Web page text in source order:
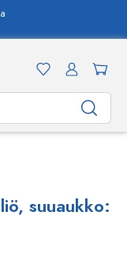
suuaukko: